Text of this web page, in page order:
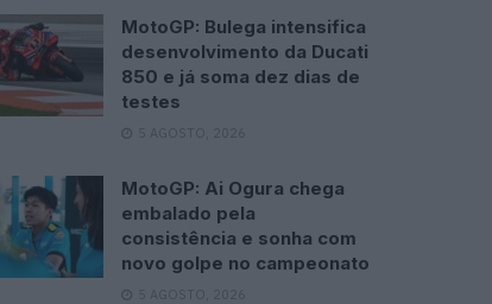
MotoGP: Bulega intensifica
desenvolvimento da Ducati
850 e já soma dez dias de
testes
5 AGOSTO, 2026
MotoGP: Ai Ogura chega
embalado pela
consistência e sonha com
novo golpe no campeonato
5 AGOSTO, 2026